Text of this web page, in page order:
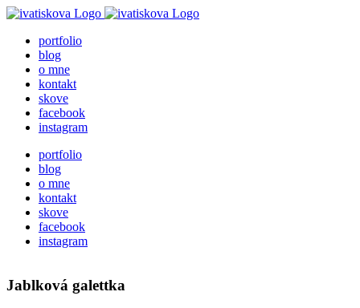
Skip
contentportfolio
blog
o mne
kontakt
skove
facebook
instagram
portfolio
blog
o mne
kontakt
skove
facebook
instagram
Jablková galettka